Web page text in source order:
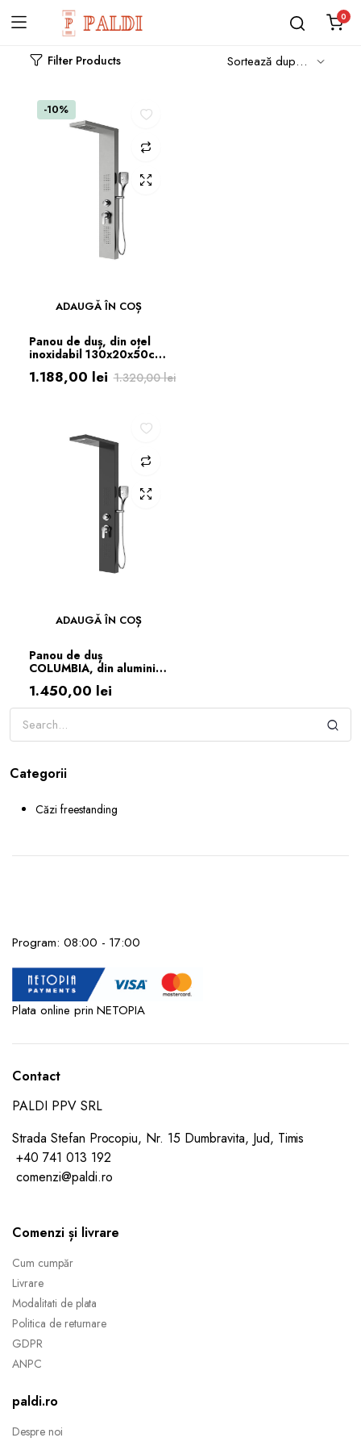
0
Filter Products
-10%
ADAUGĂ ÎN COȘ
Panou de duș, din oțel
inoxidabil 130x20x50cm
1.320,00lei
1.188,00 lei
ADAUGĂ ÎN COȘ
Panou de duș
COLUMBIA, din aluminiu
130x20x50cm Negru
mat
1.450,00 lei
Categorii
Căzi freestanding
Program: 08:00 - 17:00
Plata online prin NETOPIA
Contact
PALDI PPV SRL
Strada Stefan Procopiu, Nr. 15 Dumbravita, Jud, Timis
+40 741 013 192
comenzi@paldi.ro
Comenzi și livrare
Cum cumpăr
Livrare
Modalitati de plata
Politica de returnare
GDPR
ANPC
paldi.ro
Despre noi